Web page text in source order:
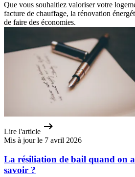
Que vous souhaitiez valoriser votre
facture de chauffage, la rénovation
de faire des économies.
Lire l'article
Mis à jour le 7 avril 2026
La résiliation de bail quand on
savoir ?